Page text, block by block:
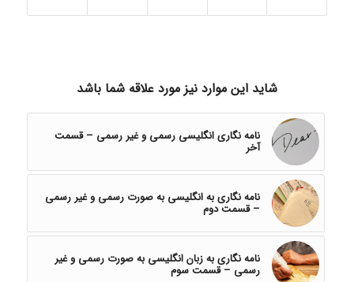
شاید این موارد نیز مورد علاقه شما باشد
نامه نگاری انگلیسی رسمی و غیر رسمی – قسمت
آخر
نامه نگاری به انگلیسی به صورت رسمی و غیر رسمی
– قسمت دوم
نامه نگاری به زبان انگلیسی به صورت رسمی و غیر
رسمی – قسمت سوم